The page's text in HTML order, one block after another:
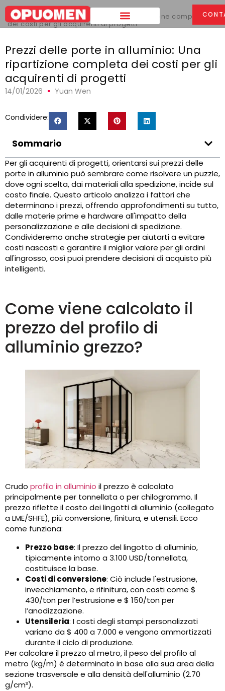
Casa >
Prezzi delle porte in alluminio: Una ripartizione completa
dei costi per gli acquirenti di progetti
Prezzi delle porte in alluminio: Una
ripartizione completa dei costi per gli
acquirenti di progetti
14/01/2026 Yuan Wen
Condividere:
Sommario
Per gli acquirenti di progetti, orientarsi sui prezzi delle
porte in alluminio può sembrare come risolvere un puzzle,
dove ogni scelta, dai materiali alla spedizione, incide sul
costo finale. Questo articolo analizza i fattori che
determinano i prezzi, offrendo approfondimenti su tutto,
dalle materie prime e hardware all'impatto della
personalizzazione e alle decisioni di spedizione.
Condivideremo anche strategie per aiutarti a evitare
costi nascosti e garantire il miglior valore per gli ordini
all'ingrosso, così puoi prendere decisioni di acquisto più
intelligenti.
Come viene calcolato il
prezzo del profilo di
alluminio grezzo?
Crudo profilo in alluminio il prezzo è calcolato
principalmente per tonnellata o per chilogrammo. Il
prezzo riflette il costo dei lingotti di alluminio (collegato
a LME/SHFE), più conversione, finitura, e utensili. Ecco
come funziona:
Prezzo base: Il prezzo del lingotto di alluminio,
tipicamente intorno a 3.100 USD/tonnellata,
costituisce la base.
Costi di conversione: Ciò include l'estrusione,
invecchiamento, e rifinitura, con costi come $
430/ton per l’estrusione e $ 150/ton per
l’anodizzazione.
Utensileria: I costi degli stampi personalizzati
variano da $ 400 a 7.000 e vengono ammortizzati
durante il ciclo di produzione.
Per calcolare il prezzo al metro, il peso del profilo al
metro (kg/m) è determinato in base alla sua area della
sezione trasversale e alla densità dell'alluminio (2.70
g/cm³).